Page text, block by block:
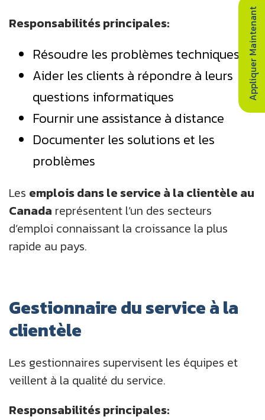
Responsabilités principales:
Résoudre les problèmes techniques
Aider les clients à répondre à leurs
questions informatiques
Fournir une assistance à distance
Documenter les solutions et les
problèmes
Les emplois dans le service à la clientèle au
Canada représentent l’un des secteurs
d’emploi connaissant la croissance la plus
rapide au pays.
Gestionnaire du service à la
clientèle
Les gestionnaires supervisent les équipes et
veillent à la qualité du service.
Responsabilités principales:
Appliquer Maintenant